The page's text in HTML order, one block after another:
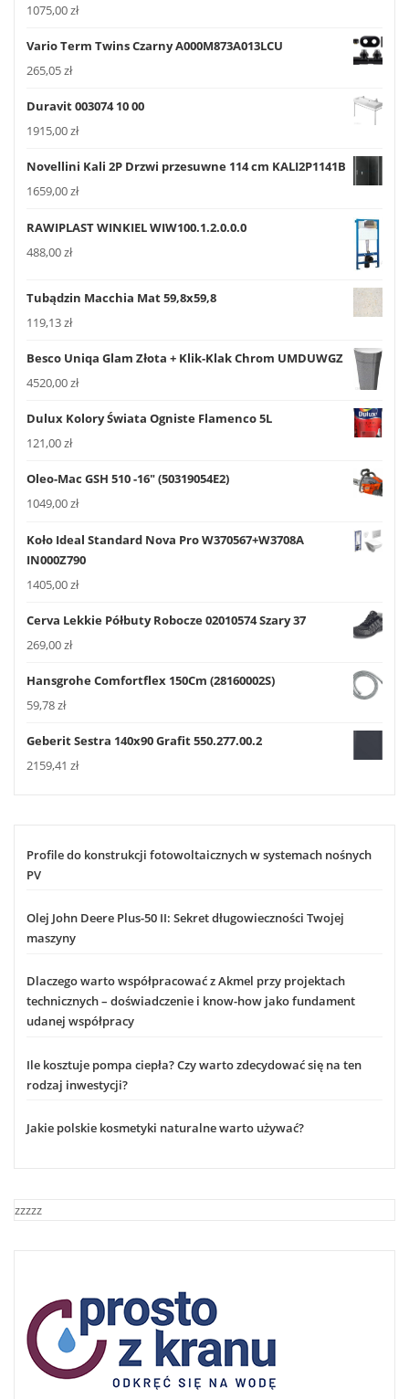
1075,00zł
Vario Term Twins Czarny A000M873A013LCU
265,05zł
Duravit 003074 10 00
1915,00zł
Novellini Kali 2P Drzwi przesuwne 114 cm KALI2P1141B
1659,00zł
RAWIPLAST WINKIEL WIW100.1.2.0.0.0
488,00zł
Tubądzin Macchia Mat 59,8x59,8
119,13zł
Besco Uniqa Glam Złota + Klik-Klak Chrom UMDUWGZ
4520,00zł
Dulux Kolory Świata Ogniste Flamenco 5L
121,00zł
Oleo-Mac GSH 510 -16" (50319054E2)
1049,00zł
Koło Ideal Standard Nova Pro W370567+W3708A
IN000Z790
1405,00zł
Cerva Lekkie Półbuty Robocze 02010574 Szary 37
269,00zł
Hansgrohe Comfortflex 150Cm (28160002S)
59,78zł
Geberit Sestra 140x90 Grafit 550.277.00.2
2159,41 zł
Profile do konstrukcji fotowoltaicznych w systemach nośnych
PV
Olej John Deere Plus-50 II: Sekret długowieczności Twojej
maszyny
Dlaczego warto współpracować z Akmel przy projektach
technicznych – doświadczenie i know-how jako fundament
udanej współpracy
Ile kosztuje pompa ciepła? Czy warto zdecydować się na ten
rodzaj inwestycji?
Jakie polskie kosmetyki naturalne warto używać?
zzzzz